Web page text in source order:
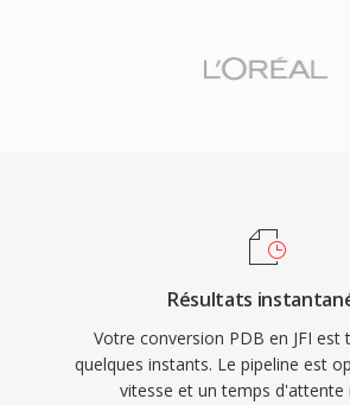
Résultats
Votre conversion PDB en JFI est
quelques instants. Le pipeline est
vitesse et un temps d'attente